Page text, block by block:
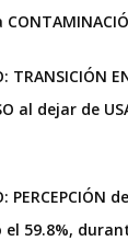
TRANSICIÓN
al dejar de
PERCEPCIÓN
el 59.8%,